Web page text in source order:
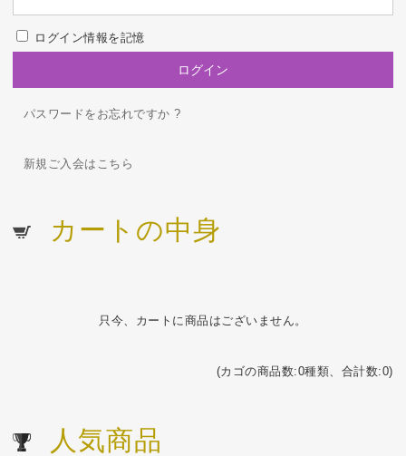
ログイン情報を記憶
パスワードをお忘れですか ?
新規ご入会はこちら
カートの中身
只今、カートに商品はございません。
(カゴの商品数:0種類、合計数:0)
人気商品